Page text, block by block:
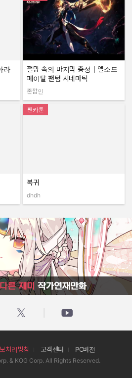
라
절망 속의 마지막 총성｜엘소드
페이탈 팬텀 시네마틱
작성자:
존깝인
팬카툰
복귀
dhdh
가연재만화
처리방침 고객센터 PC버전
& KOG Corp. All Rights Reserved.